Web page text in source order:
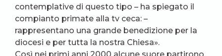
contemplative di questo tipo – ha spiegato il
compianto primate alla tv ceca: –
rappresentano una grande benedizione per la
diocesi e per tutta la nostra Chiesa».
Così nei primi anni 2000 alcune suore partirono